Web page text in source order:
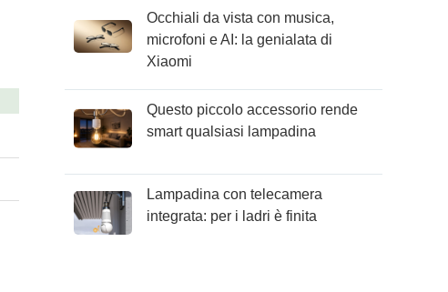
Occhiali da vista con musica,
microfoni e AI: la genialata di
Xiaomi
Questo piccolo accessorio rende
smart qualsiasi lampadina
Lampadina con telecamera
integrata: per i ladri è finita